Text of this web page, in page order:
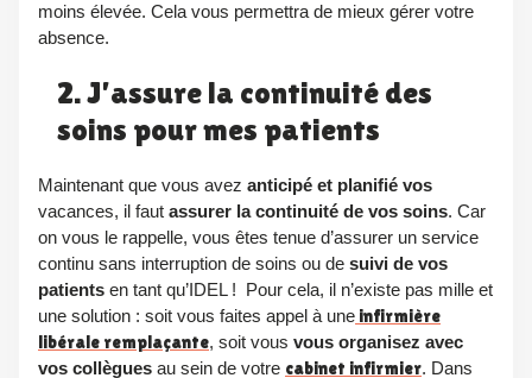
moins élevée. Cela vous permettra de mieux gérer votre
absence.
2. J’assure la continuité des
soins pour mes patients
Maintenant que vous avez anticipé et planifié vos
vacances, il faut assurer la continuité de vos soins. Car
on vous le rappelle, vous êtes tenue d’assurer un service
continu sans interruption de soins ou de suivi de vos
patients en tant qu’IDEL ! Pour cela, il n’existe pas mille et
une solution : soit vous faites appel à une infirmière
libérale remplaçante, soit vous vous organisez avec
vos collègues au sein de votre cabinet infirmier. Dans